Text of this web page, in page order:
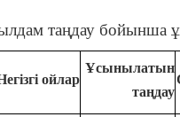
таңдау бойынша
Ұсынылатын
таңдау
ойлар